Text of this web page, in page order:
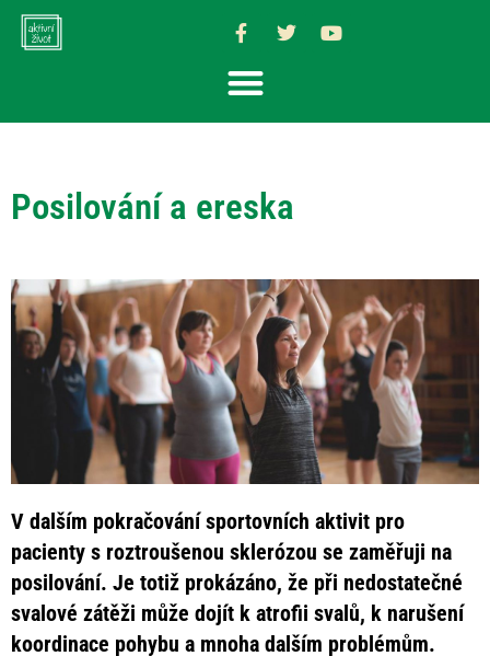
Posilování a ereska
V dalším pokračování sportovních aktivit pro
pacienty s roztroušenou sklerózou se zaměřuji na
posilování. Je totiž prokázáno, že při nedostatečné
svalové zátěži může dojít k atrofii svalů, k narušení
koordinace pohybu a mnoha dalším problémům.